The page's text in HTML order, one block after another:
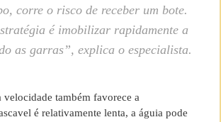
corre o risco de receber um bote.
é imobilizar rapidamente a
as garras”, explica o especialista.
velocidade também favorece a
é relativamente lenta, a águia pode